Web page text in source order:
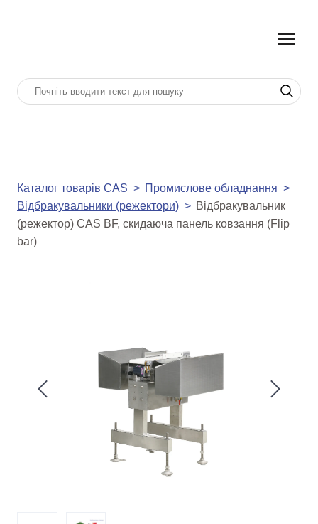
Каталог товарів CAS
Промислове обладнання
Відбракувальники (режектори)
Відбракувальник
(режектор) CAS BF, cкидаюча панель ковзання (Flip
bar)